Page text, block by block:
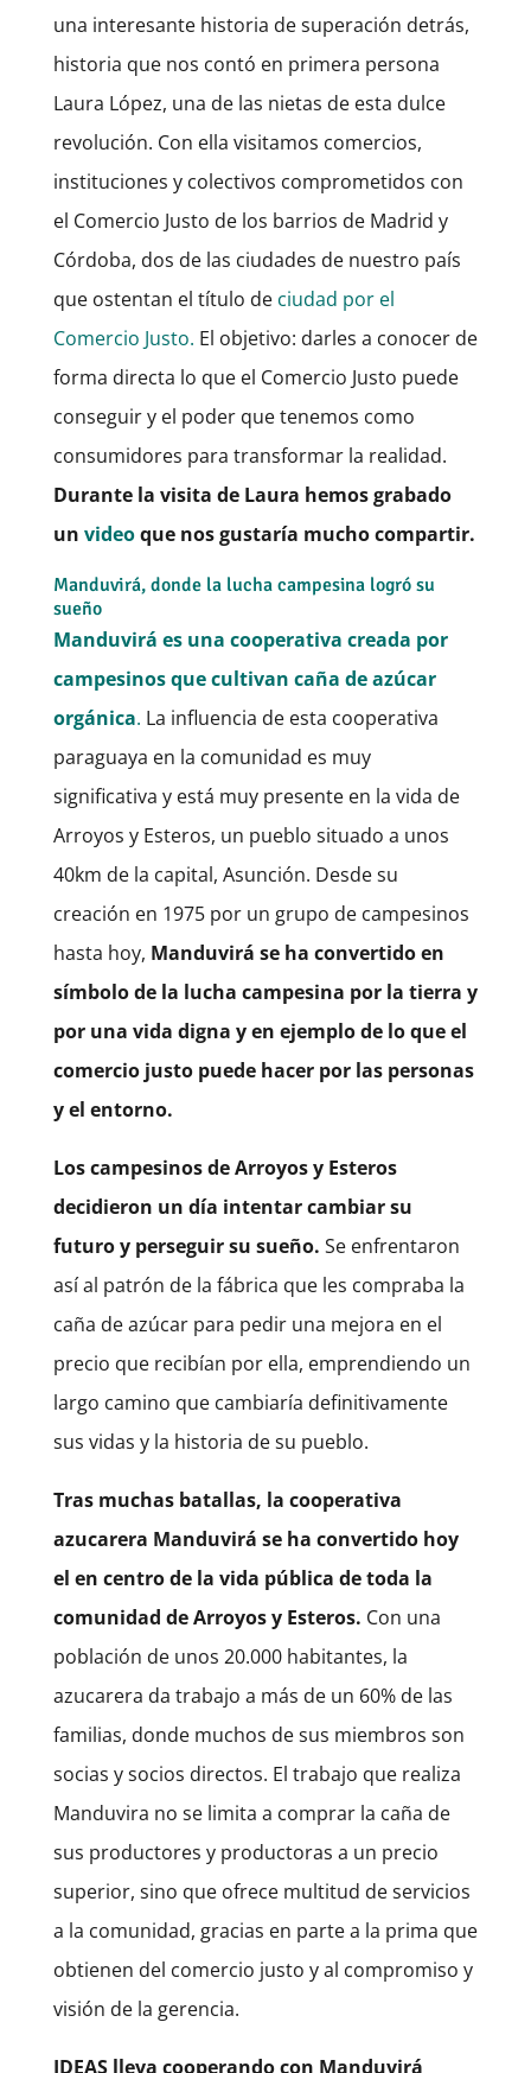
una interesante historia de superación detrás,
historia que nos contó en primera persona
Laura López, una de las nietas de esta dulce
revolución. Con ella visitamos comercios,
instituciones y colectivos comprometidos con
el Comercio Justo de los barrios de Madrid y
Córdoba, dos de las ciudades de nuestro país
que ostentan el título deciudad por el
Comercio Justo. El objetivo: darles a conocer de
forma directa lo que el Comercio Justo puede
conseguir y el poder que tenemos como
consumidores para transformar la realidad.
Durante la visita de Laura hemos grabado
un videoque nos gustaría mucho compartir.
Manduvirá, donde la lucha campesina logró su
sueño
Manduvirá es una cooperativa creada por
campesinos que cultivan caña de azúcar
orgánica. La influencia de esta cooperativa
paraguaya en la comunidad es muy
significativa y está muy presente en la vida de
Arroyos y Esteros, un pueblo situado a unos
40km de la capital, Asunción. Desde su
creación en 1975 por un grupo de campesinos
hasta hoy, Manduvirá se ha convertido en
símbolo de la lucha campesina por la tierra y
por una vida digna y en ejemplo de lo que el
comercio justo puede hacer por las personas
y el entorno.
Los campesinos de Arroyos y Esteros
decidieron un día intentar cambiar su
futuro y perseguir su sueño. Se enfrentaron
así al patrón de la fábrica que les compraba la
caña de azúcar para pedir una mejora en el
precio que recibían por ella, emprendiendo un
largo camino que cambiaría definitivamente
sus vidas y la historia de su pueblo.
Tras muchas batallas, la cooperativa
azucarera Manduvirá se ha convertido hoy
el en centro de la vida pública de toda la
comunidad de Arroyos y Esteros. Con una
población de unos 20.000 habitantes, la
azucarera da trabajo a más de un 60% de las
familias, donde muchos de sus miembros son
socias y socios directos. El trabajo que realiza
Manduvira no se limita a comprar la caña de
sus productores y productoras a un precio
superior, sino que ofrece multitud de servicios
a la comunidad, gracias en parte a la prima que
obtienen del comercio justo y al compromiso y
visión de la gerencia.
IDEAS lleva cooperando con Manduvirá